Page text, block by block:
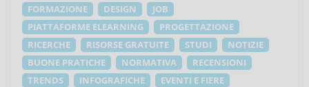
FORMAZIONE DESIGN
JOB
PIATTAFORME ELEARNING
PROGETTAZIONE
RICERCHE
RISORSE GRATUITE STUDI
NOTIZIE
BUONE PRATICHE
NORMATIVA
RECENSIONI
TRENDS
INFOGRAFICHE EVENTI E FIERE